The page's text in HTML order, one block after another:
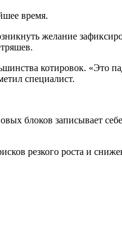
время.
желание
котировок. «Это
специалист.
блоков записывает
резкого роста и